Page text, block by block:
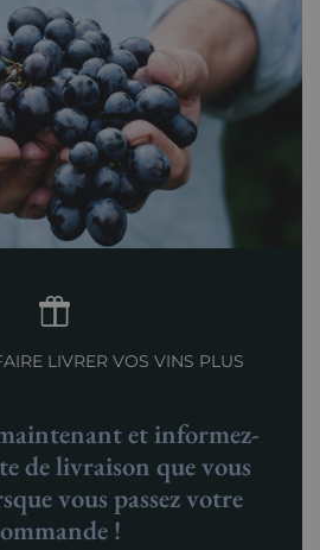
LIVRER VOS VINS PLUS
et informez-
de livraison que vous
vous passez votre
!